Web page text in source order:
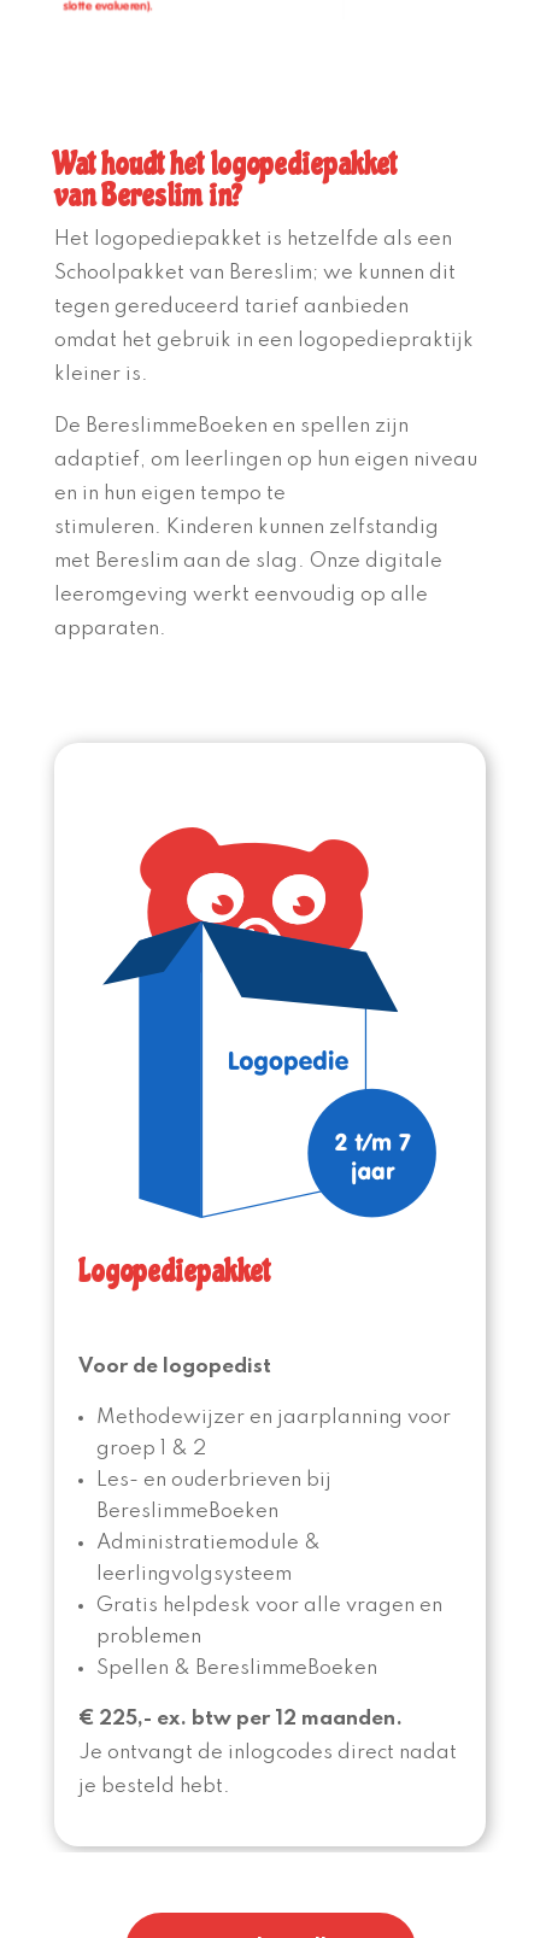
Wat houdt het logopediepakket
vanBereslimin?
Het logopediepakket is hetzelfde als een
Schoolpakket van Bereslim; we kunnen dit
tegen gereduceerd tarief aanbieden
omdat het gebruik in een logopediepraktijk
kleiner is.
De BereslimmeBoeken en spellen zijn
adaptief, om leerlingen op hun eigen niveau
en in hun eigen tempo te
stimuleren. Kinderen kunnen zelfstandig
met Bereslim aan de slag. Onze digitale
leeromgeving werkt eenvoudig op alle
apparaten.
Logopediepakket
Voor de logopedist
Methodewijzer en jaarplanning voor
groep 1 & 2
Les- en ouderbrieven bij
BereslimmeBoeken
Administratiemodule &
leerlingvolgsysteem
Gratis helpdesk voor alle vragen en
problemen
Spellen & BereslimmeBoeken
€ 225,- ex. btw per 12 maanden.
Je ontvangt de inlogcodes direct nadat
je besteld hebt.